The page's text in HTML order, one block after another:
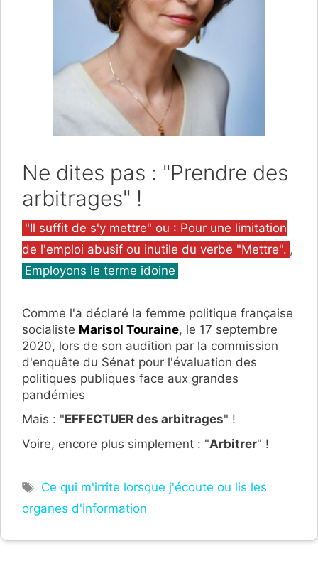
Ne dites pas : "Prendre des
arbitrages" !
Catégories
"Il suffit de s'y mettre" ou : Pour une limitation
de l'emploi abusif ou inutile du verbe "Mettre". ,
Employons le terme idoine
Comme l'a déclaré la femme politique française
socialiste Marisol Touraine, le 17 septembre
2020, lors de son audition par la commission
d'enquête du Sénat pour l'évaluation des
politiques publiques face aux grandes
pandémies
Mais : "EFFECTUER des arbitrages" !
Voire, encore plus simplement : "Arbitrer" !
Étiquettes
Ce qui m'irrite lorsque j'écoute ou lis les
organes d'information